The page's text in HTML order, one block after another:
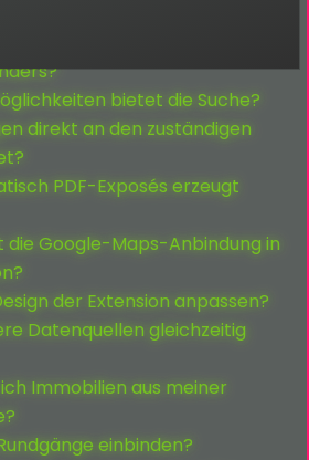
bietet die Suche?
direkt an den zuständigen
PDF-Exposés erzeugt
die Google-Maps-Anbindung in
der Extension anpassen?
Datenquellen gleichzeitig
Immobilien aus meiner
einbinden?